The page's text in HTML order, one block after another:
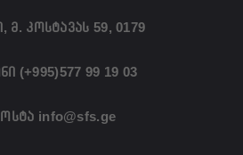
მ. კოსტავას 59, 0179
(+995)577 99 19 03
info@sfs.ge